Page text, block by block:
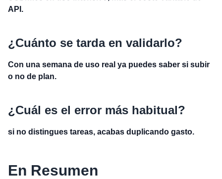
API.
¿Cuánto se tarda en validarlo?
Con una semana de uso real ya puedes saber si subir
o no de plan.
¿Cuál es el error más habitual?
si no distingues tareas, acabas duplicando gasto.
En Resumen